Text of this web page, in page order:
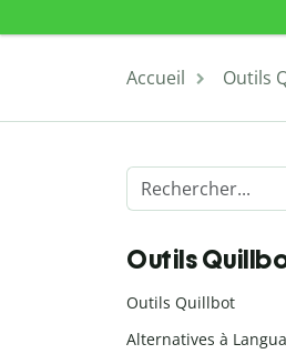
Accueil Outils
Outils
Outils Quillbot
Alternatives à